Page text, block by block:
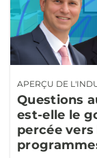
APERÇU DE
Questions
est-elle le
percée